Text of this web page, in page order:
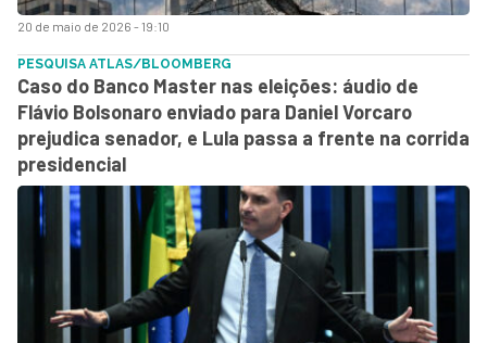
20 de maio de 2026 - 19:10
PESQUISA ATLAS/BLOOMBERG
Caso do Banco Master nas eleições: áudio de
Flávio Bolsonaro enviado para Daniel Vorcaro
prejudica senador, e Lula passa a frente na corrida
presidencial